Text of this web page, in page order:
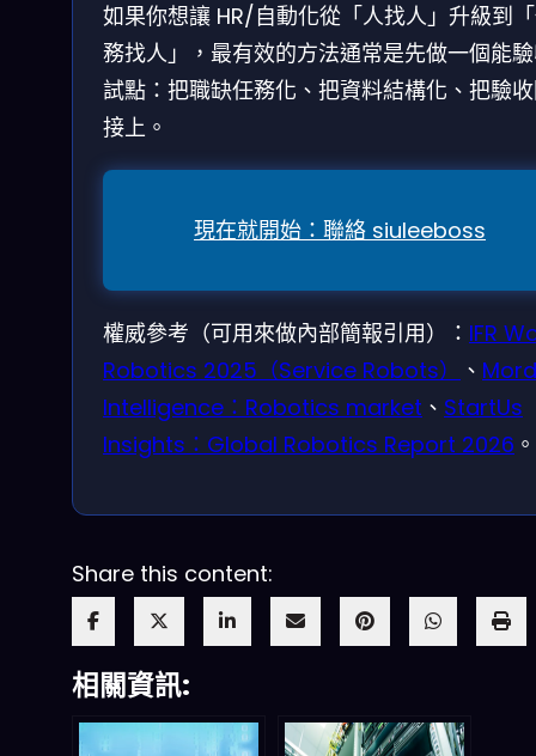
如果你想讓 HR/自動化從「人找人」升級到
務找人」，最有效的方法通常是先做一個能
試點：把職缺任務化、把資料結構化、把驗
接上。
現在就開始：聯絡 siuleeboss
權威參考（可用來做內部簡報引用）： IFR
Robotics 2025（Service Robots）
、
Intelligence：Robotics market 、 StartUs
Insights：Global Robotics Report 2026 。
Share this content:
相關資訊: